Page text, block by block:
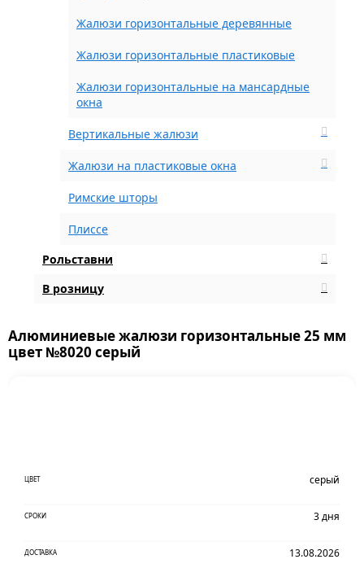
Жалюзи горизонтальные деревянные
Жалюзи горизонтальные пластиковые
Жалюзи горизонтальные на мансардные
окна
Вертикальные жалюзи
Жалюзи на пластиковые окна
Римские шторы
Плиссе
Рольставни
В розницу
Алюминиевые жалюзи горизонтальные 25 мм
цвет №8020 серый
ЦВЕТ серый
СРОКИ 3 дня
ДОСТАВКА 13.08.2026